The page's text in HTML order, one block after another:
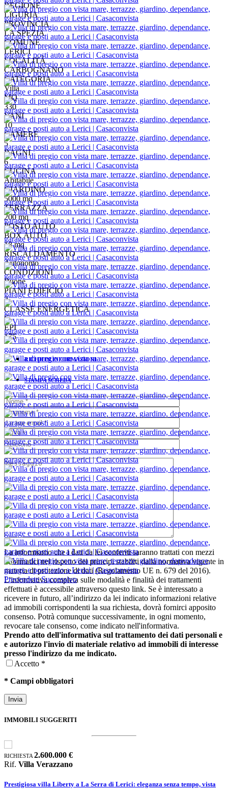
Precendete Successivo
REGIONE
LIGURIA
PROVINCIA
LA SPEZIA
COMUNE
LERICI
LOCALITÀ
CARBOGNANO
CATEGORIA
Villa
MQ
330
VANI
10
CAMERE
5
BAGNI
6
CUCINA
Abitabile
GIARDINO
5000 mq
TERRAZZA
200 mq
POSTO AUTO
BOX AUTO
18 mq
RISCALDAMENTO
Autonomo
CONDIZIONI
Buone
PIANI EDIFICIO
3
CLASSE ENERGETICA
G
EPI
175
RICHIEDI INFORMAZIONI
STAMPA SCHEDA
La informiamo che i dati da lei conferiti saranno trattati con mezzi
informatici nel rispetto dei principi stabiliti dalla normativa vigente in
materia di protezione di dati (Regolamento UE n. 679 del 2016).
L'informativa completa sulle modalità e finalità dei trattamenti
effettuati è accessibile attraverso questo link. Se è interessato a
ricevere in futuro, all’indirizzo da lei indicato informazioni relative
ad immobili corrispondenti la sua richiesta, dovrà fornirci apposito
consenso. Potrà comunque successivamente, in ogni momento,
revocare tale consenso, come indicato nell'informativa.
Prendo atto dell'informativa sul trattamento dei dati personali e
e autorizzo l'invio di materiale relativo ad immobili di interesse
presso l'indirizzo da me indicato.
Accetto *
* Campi obbligatori
IMMOBILI SUGGERITI
RICHIESTA2.600.000 €
Rif. Villa Verazzano
Prestigiosa villa Liberty a La Serra di Lerici: eleganza senza tempo, vista